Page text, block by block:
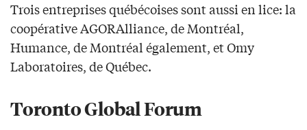
Trois entreprises québécoises sont aussi en lice: la
coopérative AGORAlliance, de Montréal,
Humance, de Montréal également, et Omy
Laboratoires, de Québec.
Toronto Global Forum